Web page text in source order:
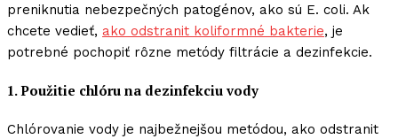
preniknutia nebezpečných patogénov, ako sú E. coli. Ak
chcete vedieť, ako odstranit koliformné bakterie, je
potrebné pochopiť rôzne metódy filtrácie a dezinfekcie.
1. Použitie chlóru na dezinfekciu vody
Chlórovanie vody je najbežnejšou metódou, ako odstranit